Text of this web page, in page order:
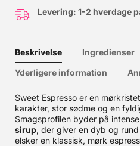
Levering: 1-2 hverdage
Beskrivelse
Ingredienser
Yderligere information
Sweet Espresso er en
karakter, stor sødme og en
Smagsprofilen byder på
sirup, der giver en dyb og
elsker en klassisk, mørk